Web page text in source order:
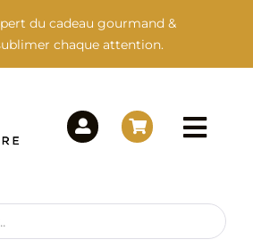
du cadeau gourmand &
chaque attention.